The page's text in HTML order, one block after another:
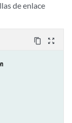
de enlace
content_copy zoom_out_map